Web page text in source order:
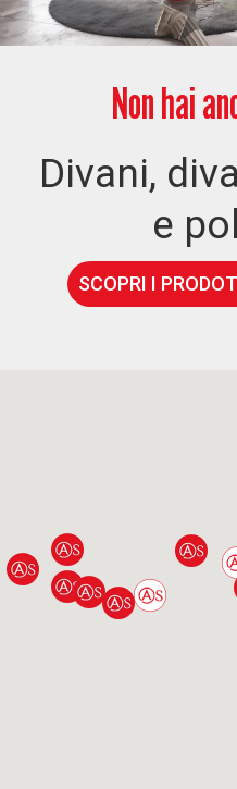
Non hai
Divani,
e
SCOPRI I